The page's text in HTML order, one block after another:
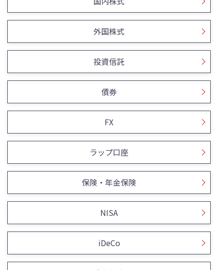
外国株式
投資信託
債券
FX
ラップ口座
保険・年金保険
NISA
iDeCo